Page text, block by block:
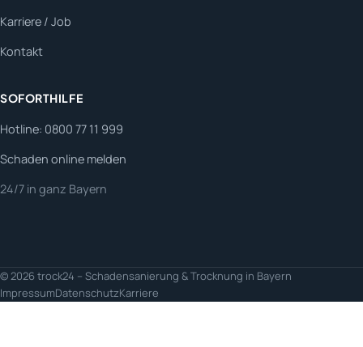
Karriere / Job
Kontakt
SOFORTHILFE
Hotline: 0800 77 11 999
Schaden online melden
24/7 in ganz Bayern
© 2026 trock24 – Schadensanierung & Trocknung in Bayern
ImpressumDatenschutzKarriere